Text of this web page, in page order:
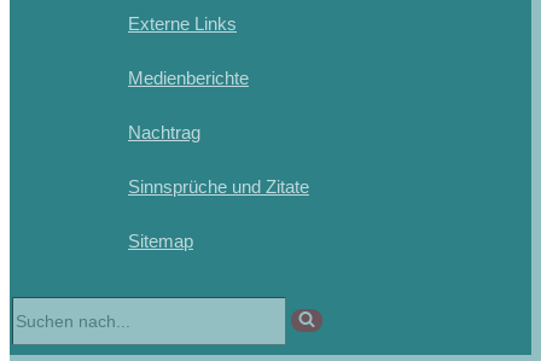
Externe Links
Medienberichte
Nachtrag
Sinnsprüche und Zitate
Sitemap